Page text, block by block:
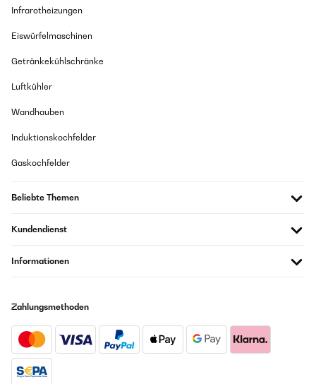
Infrarotheizungen
Eiswürfelmaschinen
Getränkekühlschränke
Luftkühler
Wandhauben
Induktionskochfelder
Gaskochfelder
Beliebte Themen
Kundendienst
Informationen
Zahlungsmethoden